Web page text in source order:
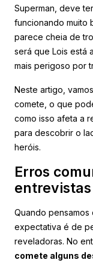
Superman, deve
funcionando muito
parece cheia de
será que Lois está
mais perigoso por
Neste artigo,
comete, o que
como isso afeta a
para descobrir o
heróis.
Erros
entrevistas
Quando pensamos
expectativa é de
reveladoras. No
comete alguns